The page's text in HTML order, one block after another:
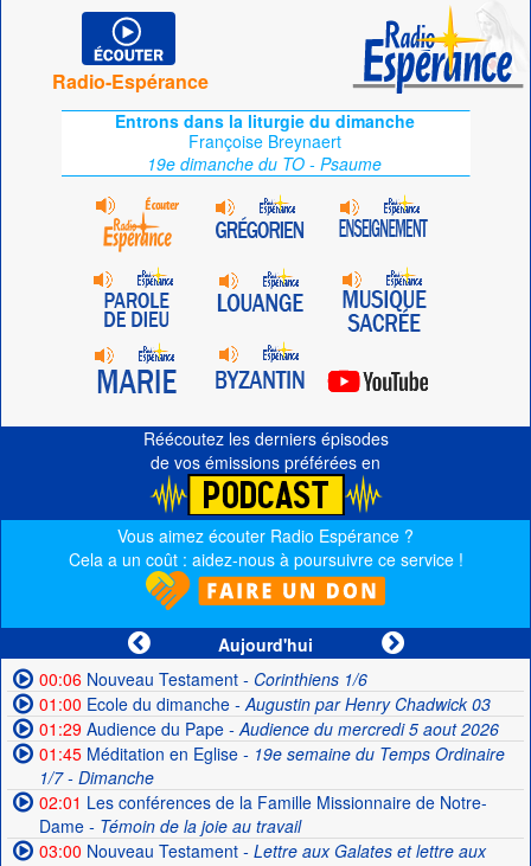
Radio-Espérance
Entrons dans la liturgie du dimanche
Françoise Breynaert
19e dimanche du TO - Psaume
Réécoutez les derniers épisodes
de vos émissions préférées en
Vous aimez écouter Radio Espérance ?
Cela a un coût : aidez-nous à poursuivre ce service !
Aujourd'hui
00:06Nouveau Testament- Corinthiens 1/6
01:00 Ecole du dimanche- Augustin par Henry Chadwick 03
01:29Audience du Pape- Audience du mercredi 5 aout 2026
01:45Méditation en Eglise- 19e semaine du Temps Ordinaire
1/7 - Dimanche
02:01 Les conférences de la Famille Missionnaire de Notre-
Dame- Témoin de la joie au travail
03:00 Nouveau Testament- Lettre aux Galates et lettre aux